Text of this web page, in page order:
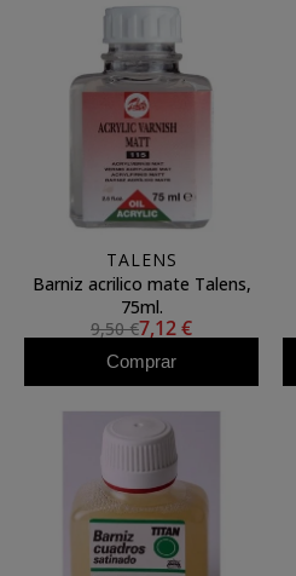
TALENS
Barniz acrilico mate Talens,
75ml.
9,50 €7,12 €
Comprar